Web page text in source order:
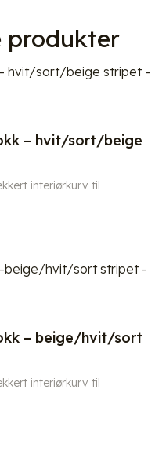
produkter
– hvit/sort/beige
interiørkurv til
– beige/hvit/sort
interiørkurv til